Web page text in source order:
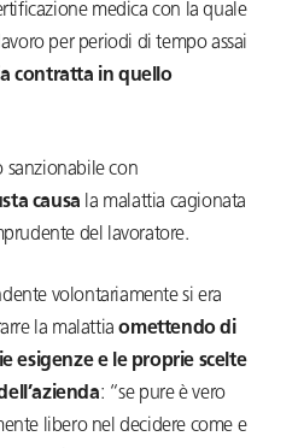
medica con la quale
per periodi di tempo assai
contratta in quello
sanzionabile con
causa la malattia cagionata
del lavoratore.
volontariamente si era
la malattiaomettendo di
esigenze e le proprie scelte
: “se pure è vero
libero nel decidere come e